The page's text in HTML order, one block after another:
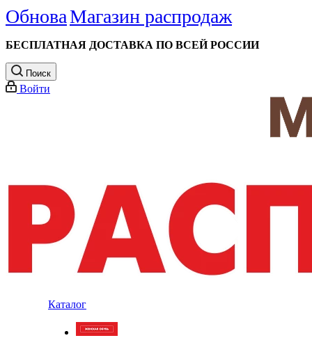
ОбноваМагазин распродаж
БЕСПЛАТНАЯ ДОСТАВКА ПО ВСЕЙ РОССИИ
Поиск
Войти
Каталог